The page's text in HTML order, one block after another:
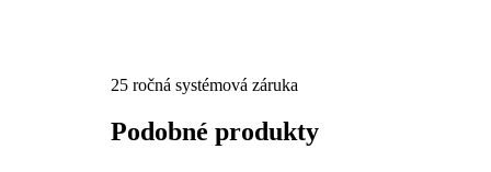
25 ročná systémová záruka
Podobné produkty